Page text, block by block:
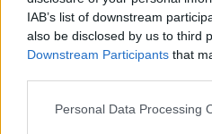
IAB’s list of downstream
also be disclosed by us to third
Downstream Participants that
Please note that this website/
Personal Data Processing